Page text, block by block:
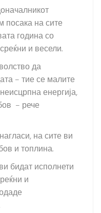
посака на сите
година со
и весели.
да
– тие се малите
енергија,
– рече
на сите ви
и топлина.
бидат исполнети
и